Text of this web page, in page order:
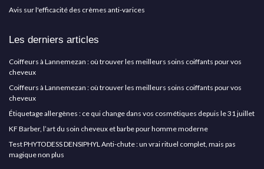
Avis sur l'efficacité des crèmes anti-varices
Les derniers articles
Coiffeurs à Lannemezan : où trouver les meilleurs soins coiffants pour vos
cheveux
Coiffeurs à Lannemezan : où trouver les meilleurs soins coiffants pour vos
cheveux
Étiquetage allergènes : ce qui change dans vos cosmétiques depuis le 31 juillet
KF Barber, l’art du soin cheveux et barbe pour homme moderne
Test PHYTODESS DENSIPHYL Anti-chute : un vrai rituel complet, mais pas
magique non plus